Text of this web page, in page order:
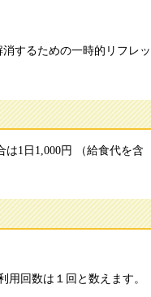
するための一時的リフレッ
は1日1,000円 （給食代を含
回数は１回と数えます。